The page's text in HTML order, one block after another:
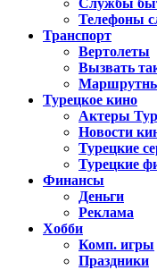
Службы
Телефоны
Транспорт
Вертолеты
Вызвать
Турецкое кино
Актеры
Новости
Турецкие
Турецкие
Финансы
Деньги
Реклама
Хобби
Комп. игры
Праздники